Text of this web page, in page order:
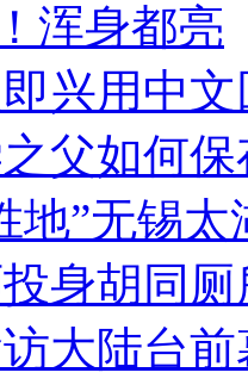
浑身都亮
兴用中
父如何
地”无锡
身胡同
大陆台